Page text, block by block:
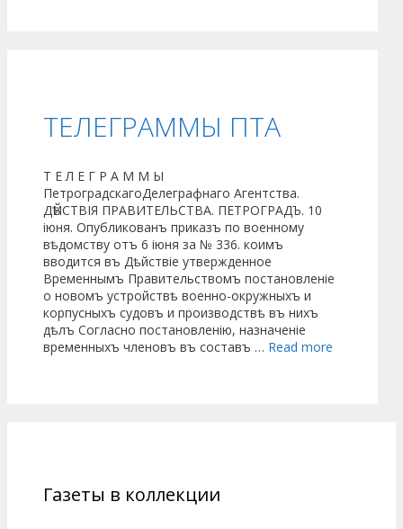
ТЕЛЕГРАММЫ ПТА
Т Е Л Е Г Р А М М Ы
ПетроградскагоДелеграфнаго Агентства.
ДѢЙСТВІЯ ПРАВИТЕЛЬСТВА. ПЕТРОГРАДЪ. 10
іюня. Опубликованъ приказъ по военному
вѣдомству отъ 6 іюня за № 336. коимъ
вводится въ Дѣйствіе утвержденное
Временнымъ Правительствомъ постановленіе
о новомъ устройствѣ военно-окружныхъ и
корпусныхъ судовъ и производствѣ въ нихъ
дѣлъ Согласно постановленію, назначеніе
временныхъ членовъ въ составъ … Read more
Газеты в коллекции